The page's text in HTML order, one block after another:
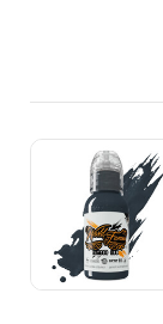
Количество